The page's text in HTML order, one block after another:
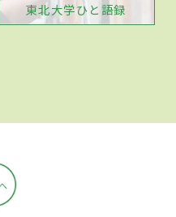
東北大学ひと語録